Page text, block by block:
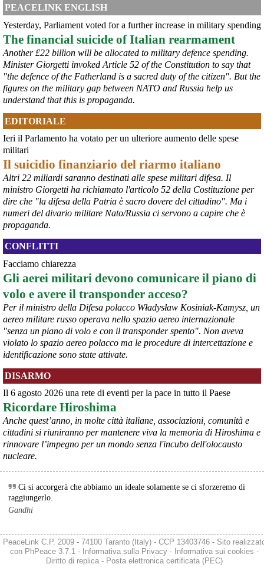
#ILVA #Taranto
@peacelink
6/8/2026 21:36
giornalerossoblu.it/ex-ilva-sc
Nel tavolo convocato al Ministero delle Imprese e del Made in Italy,
il Governo ha annunciato l’intenzione di predisporre un
provvedimento straordinario per attenuare le conseguenze
economiche e sociali dello stop dell’area a caldo, invitando le
rappresentanze del territorio a presentare proposte operative.
#ILVA #Taranto
Ultimi cento milioni di euro per l’ex Ilva, poi non saranno più
possibili nuovi aiuti di Stato. Lo ha confermato il ministro Adolfo
Urso durante l’incontro al Mimit con le imprese dell’indotto: la
tranche conclusiva del prestito autorizzato dall’Unione europea
dovrà essere erogata entro il 9 agosto e restituita dal futuro
acquirente.
Fonte: Studio100
#ILVA #UE
@peacelink - 6/8/2026 21:08
Il governatore di Puglia Decaro esce dal vertice al Mimit più
preoccupato di come era entrato, lamentando l’assenza di certezze
sulla procedura di gara e ribadendo la necessità di un ruolo diretto
dello Stato.
chiaro, garanzie sulla salute e strumenti di tutela per i lavoratori
dell’area a freddo. La Provincia parla di un tavolo “senza decisioni”.
Fonte: Cronache Tarantine
PEACELINK ENGLISH
Yesterday, Parliament voted for a further increase in military spending
The financial suicide of Italian rearmament
Another £22 billion will be allocated to military defence spending.
Minister Giorgetti invoked Article 52 of the Constitution to say that
"the defence of the Fatherland is a sacred duty of the citizen". But the
figures on the military gap between NATO and Russia help us
understand that this is propaganda.
EDITORIALE
Ieri il Parlamento ha votato per un ulteriore aumento delle spese
militari
Il suicidio finanziario del riarmo italiano
Altri 22 miliardi saranno destinati alle spese militari difesa. Il
ministro Giorgetti ha richiamato l'articolo 52 della Costituzione per
dire che "la difesa della Patria è sacro dovere del cittadino". Ma i
numeri del divario militare Nato/Russia ci servono a capire che è
propaganda.
CONFLITTI
Facciamo chiarezza
Gli aerei militari devono comunicare il piano di
volo e avere il transponder acceso?
Per il ministro della Difesa polacco Władysław Kosiniak-Kamysz, un
aereo militare russo operava nello spazio aereo internazionale
"senza un piano di volo e con il transponder spento". Non aveva
violato lo spazio aereo polacco ma le procedure di intercettazione e
identificazione sono state attivate.
DISARMO
Il 6 agosto 2026 una rete di eventi per la pace in tutto il Paese
Ricordare Hiroshima
Anche quest’anno, in molte città italiane, associazioni, comunità e
cittadini si riuniranno per mantenere viva la memoria di Hiroshima e
rinnovare l’impegno per un mondo senza l'incubo dell'olocausto
nucleare.
Ci si accorgerà che abbiamo un ideale solamente se ci sforzeremo di
raggiungerlo.
Gandhi
PeaceLink C.P. 2009 - 74100 Taranto (Italy) - CCP 13403746 - Sito
con PhPeace 3.7.1- Informativa sulla Privacy- Informativa sui cookies -
Diritto di replica- Posta elettronica certificata (PEC)